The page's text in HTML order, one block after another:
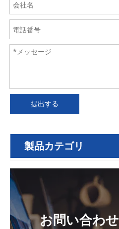
提出する
製品カテゴリ
お問い合わせ